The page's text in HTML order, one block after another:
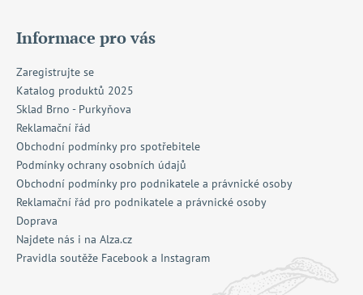
Informace pro vás
Zaregistrujte se
Katalog produktů 2025
Sklad Brno - Purkyňova
Reklamační řád
Obchodní podmínky pro spotřebitele
Podmínky ochrany osobních údajů
Obchodní podmínky pro podnikatele a právnické osoby
Reklamační řád pro podnikatele a právnické osoby
Doprava
Najdete nás i na Alza.cz
Pravidla soutěže Facebook a Instagram